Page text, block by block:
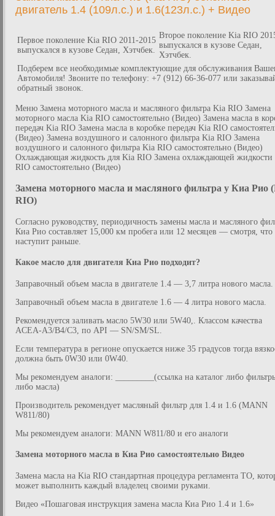
двигатель 1.4 (109л.с.) и 1.6(123л.с.) + Видео
Первое поколение Kia RIO 2011-2015
выпускался в кузове Седан, Хэтчбек.
Второе поколение Kia RIO
выпускался в кузове Седан,
Хэтчбек.
Подберем все необходимые комплектующие для обслуживания
Автомобиля! Звоните по телефону: +7 (912) 66-36-077 или
обратный звонок.
Меню Замена моторного масла и масляного фильтра Kia RIO Замена
моторного масла Kia RIO самостоятельно (Видео) Замена масла в
передач Kia RIO Замена масла в коробке передач Kia RIO
(Видео) Замена воздушного и салонного фильтра Kia RIO Замена
воздушного и салонного фильтра Kia RIO самостоятельно (Видео)
Охлаждающая жидкость для Kia RIO Замена охлаждающей жидкости
RIO самостоятельно (Видео)
Замена моторного масла и масляного фильтра у Киа Рио
RIO)
Согласно руководству, периодичность замены масла и масляного
Киа Рио составляет 15,000 км пробега или 12 месяцев — смотря, что
наступит раньше.
Какое масло для двигателя Киа Рио подходит?
Заправочный объем масла в двигателе 1.4 — 3,7 литра нового масла.
Заправочный объем масла в двигателе 1.6 — 4 литра нового масла.
Рекомендуется заливать масло 5W30 или 5W40,. Классом качества
ACEA-A3/B4/C3, по API — SN/SM/SL.
Если температура в регионе опускается ниже 35 градусов тогда
должна быть 0W30 или 0W40.
Мы рекомендуем аналоги: _________(ссылка на каталог либо
либо масла)
Производитель рекомендует масляный фильтр для 1.4 и 1.6 (MANN
W811/80)
Мы рекомендуем аналоги: MANN W811/80 и его аналоги
Замена моторного масла в Киа Рио самостоятельно Видео
Замена масла на Kia RIO стандартная процедура регламента ТО,
может выполнить каждый владелец своими руками.
Видео «Пошаговая инструкция замена масла Киа Рио 1.4 и 1.6»